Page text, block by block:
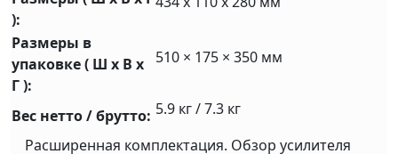
):
Размеры в
упаковке ( Ш x В x
Г ):
510 × 175 × 350 мм
Вес нетто / брутто: 5.9 кг / 7.3 кг
Расширенная комплектация. Обзор усилителя